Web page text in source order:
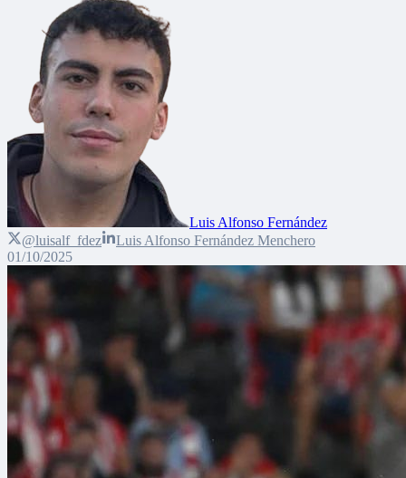
Luis Alfonso Fernández
@luisalf_fdez
Luis Alfonso Fernández Menchero
01/10/2025